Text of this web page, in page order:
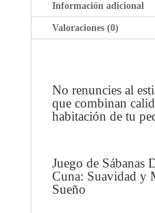
R
A
-
T
E
Información adicional
Valoraciones (0)
No renuncies al
que combinan
habitación de tu
Juego de Sábanas
Cuna: Suavidad y
Sueño